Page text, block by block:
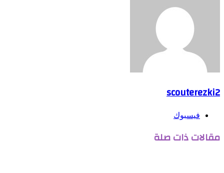
scouterezki2
فيسبوك
مقالات ذات صلة